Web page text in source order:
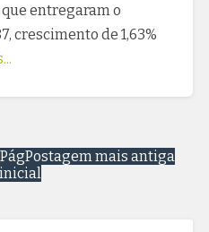
entregaram o
crescimento de 1,63%
Postagem mais antiga
Pág